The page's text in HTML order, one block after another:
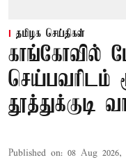
தமிழக செய்திகள்
காங்கோவில்
செய்பவரிடம்
தூத்துக்குடி
Published on: 08 Aug 2026,